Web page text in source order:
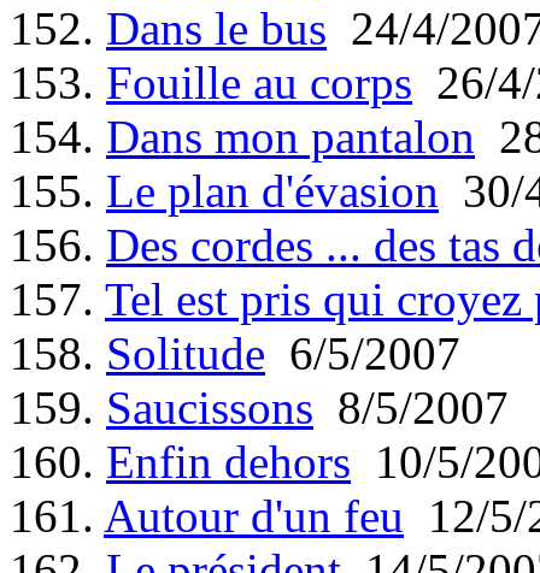
152. Dans le bus 24/4/
153. Fouille au corps 26/
154. Dans mon pantalon
155. Le plan d'évasion 30/
156. Des cordes ... des tas
157. Tel est pris qui croyez
158. Solitude 6/5/2007
159. Saucissons 8/5/2007
160. Enfin dehors 10/5/
161. Autour d'un feu 12/5/